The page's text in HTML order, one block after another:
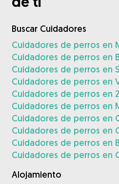
Buscar Cuidadores
Cuidadores de perros en
Cuidadores de perros en
Cuidadores de perros en
Cuidadores de perros en
Cuidadores de perros en
Cuidadores de perros en
Cuidadores de perros en
Cuidadores de perros en
Cuidadores de perros en
Cuidadores de perros en
Alojamiento